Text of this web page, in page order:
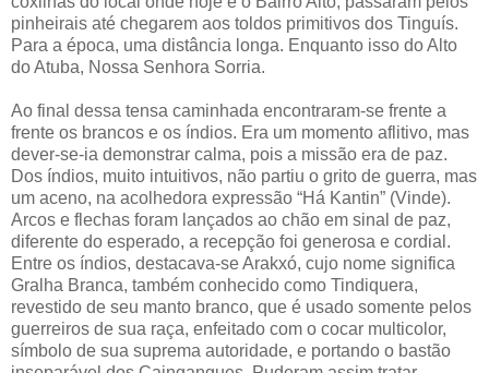
pinheirais até chegarem aos toldos primitivos dos Tinguís.
Para a época, uma distância longa. Enquanto isso do Alto
do Atuba, Nossa Senhora Sorria.
Ao final dessa tensa caminhada encontraram-se frente a
frente os brancos e os índios. Era um momento aflitivo, mas
dever-se-ia demonstrar calma, pois a missão era de paz.
Dos índios, muito intuitivos, não partiu o grito de guerra, mas
um aceno, na acolhedora expressão “Há Kantin” (Vinde).
Arcos e flechas foram lançados ao chão em sinal de paz,
diferente do esperado, a recepção foi generosa e cordial.
Entre os índios, destacava-se Arakxó, cujo nome significa
Gralha Branca, também conhecido como Tindiquera,
revestido de seu manto branco, que é usado somente pelos
guerreiros de sua raça, enfeitado com o cocar multicolor,
símbolo de sua suprema autoridade, e portando o bastão